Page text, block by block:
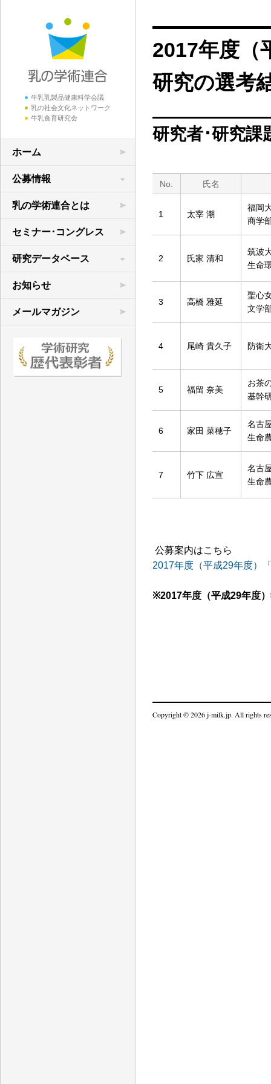
牛乳乳製品健康科学会議
乳の社会文化ネットワーク
牛乳食育研究会
ホーム
公募情報
学術研究の公募
領域横断共同研究
乳の学術連合とは
セミナー･コングレス
研究データベース
学術連合の研究
先行研究など
お知らせ
メールマガジン
2017年度（
研究の選考
研究者･研究課
No. 氏名
1 太宰 潮
福岡
商学
2 氏家 清和
筑波
生命
3 高橋 雅延
聖心
文学
4 尾崎 貴久子 防衛
5 福留 奈美
お茶
基幹
6 家田 菜穂子
名古
生命
7 竹下 広宣
名古
生命
公募案内はこちら
2017年度（平成29年度）
※2017年度（平成29年度
Copyright © 2026 j-milk.jp. All rights